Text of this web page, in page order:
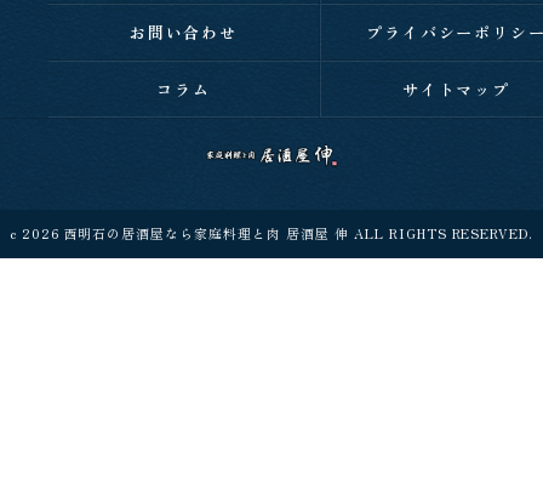
お問い合わせ プライバシーポリシ
コラム サイトマップ
c 2026 西明石の居酒屋なら家庭料理と肉 居酒屋 伸 ALL RIGHTS RESERVED.